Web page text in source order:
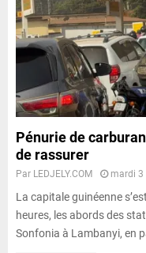
Pénurie de
de rassurer
Par LEDJELY.COM mardi 3
La capitale guinéenne
heures, les abords des
Sonfonia à Lambanyi, en